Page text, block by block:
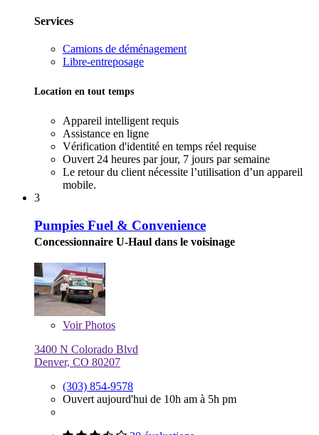
Services
Camions de déménagement
Libre-entreposage
Location en tout temps
Appareil intelligent requis
Assistance en ligne
Vérification d'identité en temps réel requise
Ouvert 24 heures par jour, 7 jours par semaine
Le retour du client nécessite l’utilisation d’un appareil
mobile.
3
Pumpies Fuel & Convenience
Concessionnaire U-Haul dans le voisinage
VoirPhotos
3400 N Colorado Blvd
Denver, CO 80207
(303) 854-9578
Ouvert aujourd'hui de 10h am à 5h pm